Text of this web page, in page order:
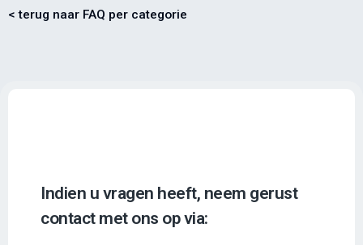
< terug naar FAQ per categorie
Indien u vragen heeft, neem gerust
contact met ons op via: